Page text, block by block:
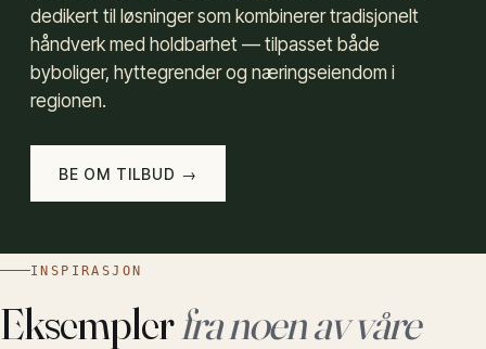
dedikert til løsninger som kombinerer tradisjonelt
håndverk med holdbarhet — tilpasset både
byboliger, hyttegrender og næringseiendom i
regionen.
BE OM TILBUD →
INSPIRASJON
Eksemplerfra noen av våre